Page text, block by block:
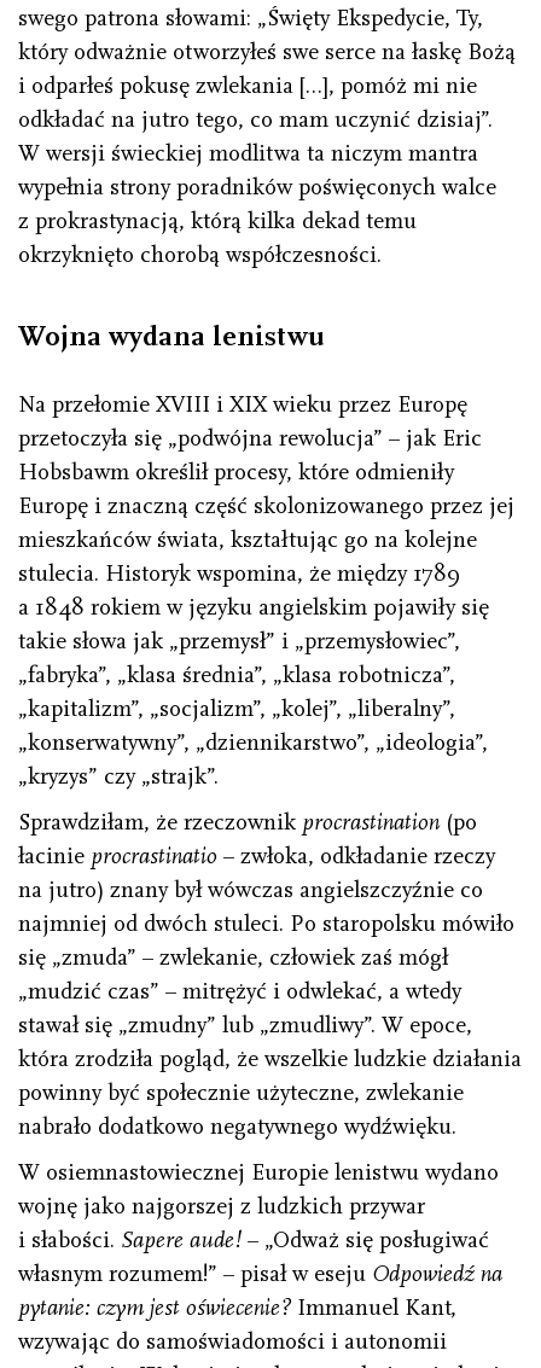
swego patrona słowami: „Święty Ekspedycie, Ty,
który odważnie otworzyłeś swe serce na łaskę Bożą
i odparłeś pokusę zwlekania […], pomóż mi nie
odkładać na jutro tego, co mam uczynić dzisiaj”.
W wersji świeckiej modlitwa ta niczym mantra
wypełnia strony poradników poświęconych walce
z prokrastynacją, którą kilka dekad temu
okrzyknięto chorobą współczesności.
Wojna wydana lenistwu
Na przełomie XVIII i XIX wieku przez Europę
przetoczyła się „podwójna rewolucja” – jak Eric
Hobsbawm określił procesy, które odmieniły
Europę i znaczną część skolonizowanego przez jej
mieszkańców świata, kształtując go na kolejne
stulecia. Historyk wspomina, że między 1789
a 1848 rokiem w języku angielskim pojawiły się
takie słowa jak „przemysł” i „przemysłowiec”,
„fabryka”, „klasa średnia”, „klasa robotnicza”,
„kapitalizm”, „socjalizm”, „kolej”, „liberalny”,
„konserwatywny”, „dziennikarstwo”, „ideologia”,
„kryzys” czy „strajk”.
Sprawdziłam, że rzeczownik procrastination(po
łacinie procrastinatio – zwłoka, odkładanie rzeczy
na jutro) znany był wówczas angielszczyźnie co
najmniej od dwóch stuleci. Po staropolsku mówiło
się „zmuda” – zwlekanie, człowiek zaś mógł
„mudzić czas” – mitrężyć i odwlekać, a wtedy
stawał się „zmudny” lub „zmudliwy”. W epoce,
która zrodziła pogląd, że wszelkie ludzkie działania
powinny być społecznie użyteczne, zwlekanie
nabrało dodatkowo negatywnego wydźwięku.
W osiemnastowiecznej Europie lenistwu wydano
wojnę jako najgorszej z ludzkich przywar
i słabości. Sapere aude! – „Odważ się posługiwać
własnym rozumem!” – pisał w eseju Odpowiedź na
pytanie: czym jest oświecenie? Immanuel Kant,
wzywając do samoświadomości i autonomii